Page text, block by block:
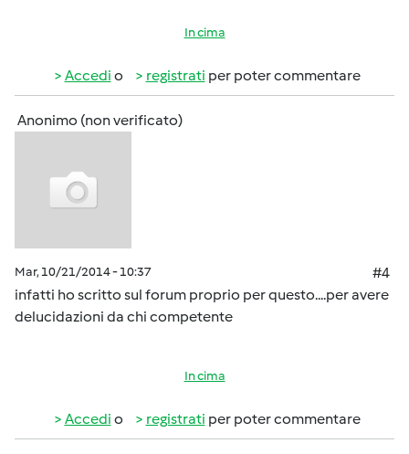
In cima
Accedi o registrati per poter commentare
Anonimo (non verificato)
Mar, 10/21/2014 - 10:37
#4
infatti ho scritto sul forum proprio per questo....per avere
delucidazioni da chi competente
In cima
Accedi o registrati per poter commentare